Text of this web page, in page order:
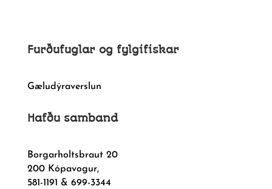
Furðufuglar og fylgifiskar
Gæludýraverslun
Hafðu samband
Borgarholtsbraut 20
200 Kópavogur,
581-1191 & 699-3344